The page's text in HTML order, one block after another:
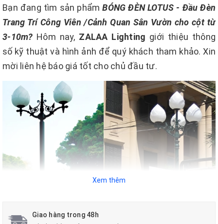
Bạn đang tìm sản phẩmBÓNG ĐÈN LOTUS - Đầu Đèn
Trang Trí Công Viên /Cảnh Quan Sân Vườn cho cột từ
3-10m? Hôm nay, ZALAA Lighting giới thiệu thông
số kỹ thuật và hình ảnh để quý khách tham khảo. Xin
mời liên hệ báo giá tốt cho chủ đầu tư.
Xem thêm
Giao hàng trong 48h